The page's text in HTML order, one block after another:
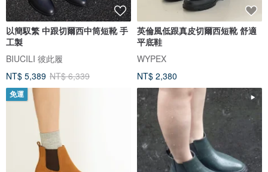
以簡馭繁 中跟切爾西中筒短靴 手
工製
BIUCILI 彼此履
NT$ 5,389 NT$ 6,339
英倫風低跟真皮切爾西短靴 舒適
平底鞋
WYPEX
NT$ 2,380
免運